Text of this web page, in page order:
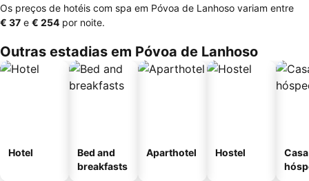
Os preços de hotéis com spa em Póvoa de Lanhoso variam entre
‎€ 37 e ‎€ 254 por noite.
Outras estadias em Póvoa de Lanhoso
Hotel
Bed and
breakfasts
Aparthotel Hostel